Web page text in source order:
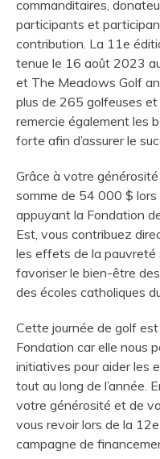
commanditaires,
participants et
contribution. La 11e
tenue le 16 août 2023
et The Meadows Golf
plus de 265 golfeuses
remercie également les
forte afin d’assurer le
Grâce à votre
somme de 54 000 $
appuyant la Fondation
Est, vous contribuez
les effets de la pauvreté
favoriser le bien-être
des écoles catholiques
Cette journée de golf
Fondation car elle nous
initiatives pour aider les
tout au long de l’année.
votre générosité et de
vous revoir lors de la
campagne de